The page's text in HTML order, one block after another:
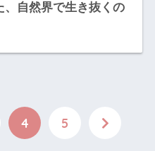
、自然界で生き抜くの
4 5